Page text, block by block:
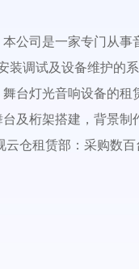
公司是一家专门从事
装调试及设备维护的
台灯光音响设备的租
及桁架搭建，背景制
仓租赁部：采购数百